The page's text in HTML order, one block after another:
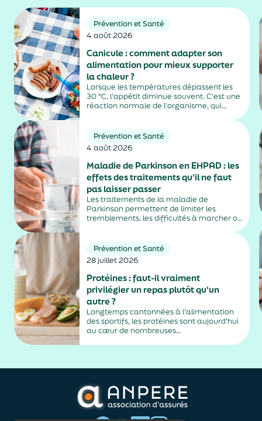
Prévention et Santé
4 août 2026
Canicule : comment adapter son
alimentation pour mieux supporter
la chaleur ?
Lorsque les températures dépassent les
30 °C, l'appétit diminue souvent. C'est une
réaction normale de l'organisme, qui
sauter des repas ? Quels aliments
privilégier ? Une alimentation adaptée
permet non...
Prévention et Santé
4 août 2026
Maladie de Parkinson en EHPAD : les
effets des traitements qu'il ne faut
pas laisser passer
Les traitements de la maladie de
Parkinson permettent de limiter les
tremblements, les difficultés à marcher ou
parfois difficiles à repérer, notamment
chez les personnes âgées vivant en
EHPAD....
Prévention et Santé
28 juillet 2026
Protéines : faut-il vraiment
privilégier un repas plutôt qu'un
autre ?
Longtemps cantonnées à l'alimentation
des sportifs, les protéines sont aujourd'hui
au cœur de nombreuses
distinguer les conseils fondés des effets de